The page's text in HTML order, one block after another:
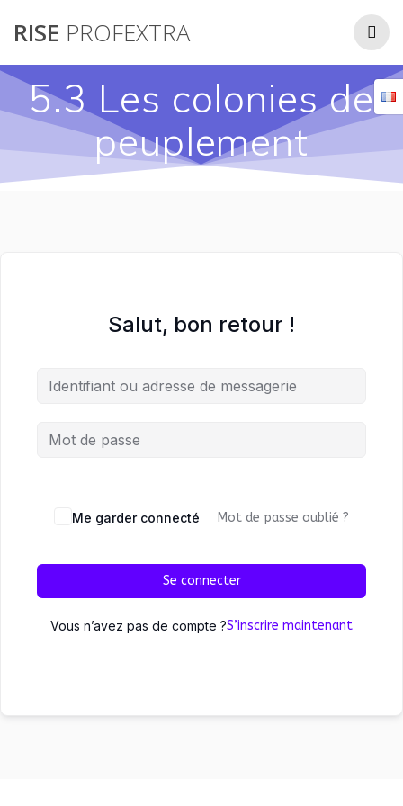
RISE PROFEXTRA
5.3 Les colonies de
peuplement
Salut, bon retour !
Me garder connecté Mot de passe oublié ?
Se connecter
Vous n’avez pas de compte ?S’inscrire maintenant